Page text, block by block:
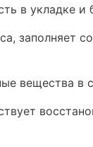
в укладке и
заполняет
вещества в